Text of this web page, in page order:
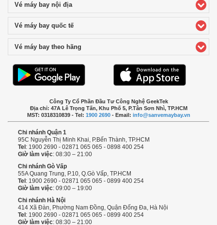
Vé máy bay nội địaclick to expand contents
Vé máy bay quốc tếclick to expand contents
Vé máy bay theo hãng
Công Ty Cổ Phần Đầu Tư Công Nghệ GeekTek
Địa chỉ: 47A Lê Trọng Tấn, Khu Phố 5, P.Tân Sơn Nhì, TP.HCM
MST: 0318310839 - Tel: 1900 2690- Email: info@sanvemaybay.vn
Chi nhánh Quận 1
95C Nguyễn Thị Minh Khai, P.Bến Thành, TP.HCM
Tel : 1900 2690 - 02871 065 065 - 0898 400 254
Giờ làm việc: 08:30 – 21:00
Chi nhánh Gò Vấp
55A Quang Trung, P.10, Q.Gò Vấp, TP.HCM
Tel : 1900 2690 - 02871 065 065 - 0899 400 254
Giờ làm việc: 09:00 – 19:00
Chi nhánh Hà Nội
414 Xã Đàn, Phường Nam Đồng, Quận Đống Đa, Hà Nội
Tel : 1900 2690 - 02871 065 065 - 0899 400 254
Giờ làm việc: 08:30 – 21:00